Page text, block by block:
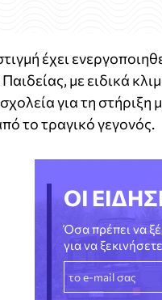
έχει
με ειδικά
για τη
το τραγικό γεγονός.
ΟΙ
Όσα πρέπει να
για να